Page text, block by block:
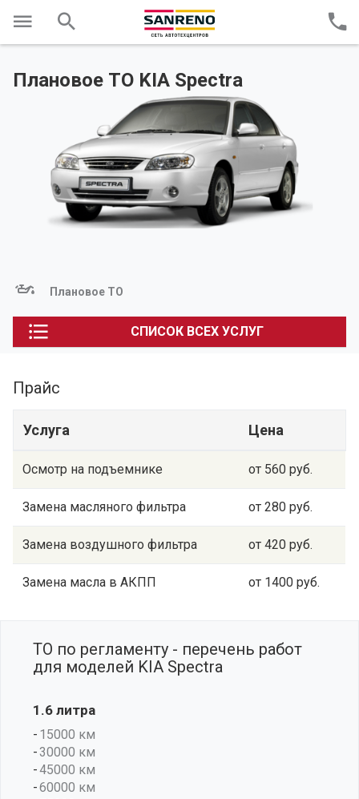
Плановое ТО KIA Spectra
Плановое ТО
СПИСОК ВСЕХ УСЛУГ
Прайс
Услуга Цена
Осмотр на подъемнике от 560 руб.
Замена масляного фильтра от 280 руб.
Замена воздушного фильтра от 420 руб.
Замена масла в АКПП от 1400 руб.
ТО по регламенту - перечень работ
для моделей KIA Spectra
1.6 литра
15000 км
30000 км
45000 км
60000 км